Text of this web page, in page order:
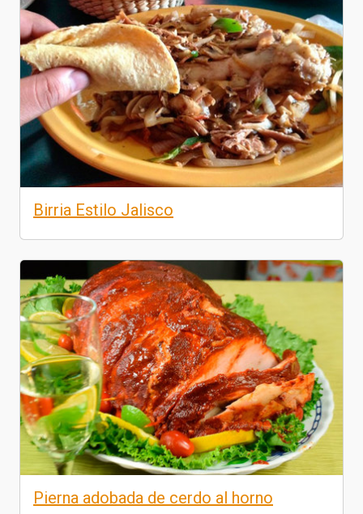
Birria Estilo Jalisco
Pierna adobada de cerdo al horno